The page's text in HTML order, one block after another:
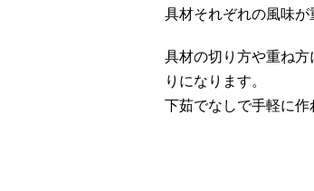
具材それぞれの風味が
具材の切り方や重ね
りになります。
下茹でなしで手軽に作